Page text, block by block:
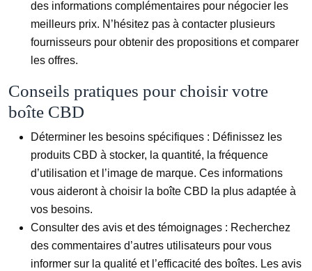
des informations complémentaires pour négocier les
meilleurs prix. N’hésitez pas à contacter plusieurs
fournisseurs pour obtenir des propositions et comparer
les offres.
Conseils pratiques pour choisir votre
boîte CBD
Déterminer les besoins spécifiques : Définissez les
produits CBD à stocker, la quantité, la fréquence
d’utilisation et l’image de marque. Ces informations
vous aideront à choisir la boîte CBD la plus adaptée à
vos besoins.
Consulter des avis et des témoignages : Recherchez
des commentaires d’autres utilisateurs pour vous
informer sur la qualité et l’efficacité des boîtes. Les avis